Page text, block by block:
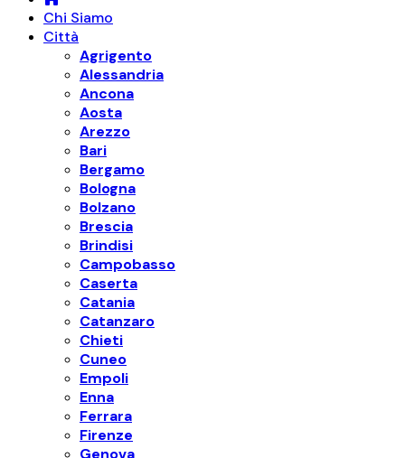
Chi Siamo
Città
Agrigento
Alessandria
Ancona
Aosta
Arezzo
Bari
Bergamo
Bologna
Bolzano
Brescia
Brindisi
Campobasso
Caserta
Catania
Catanzaro
Chieti
Cuneo
Empoli
Enna
Ferrara
Firenze
Genova